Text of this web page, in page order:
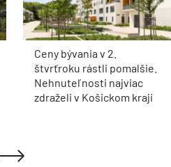
Ceny bývania v 2.
štvrťroku rástli pomalšie.
Nehnuteľnosti najviac
zdraželi v Košickom kraji